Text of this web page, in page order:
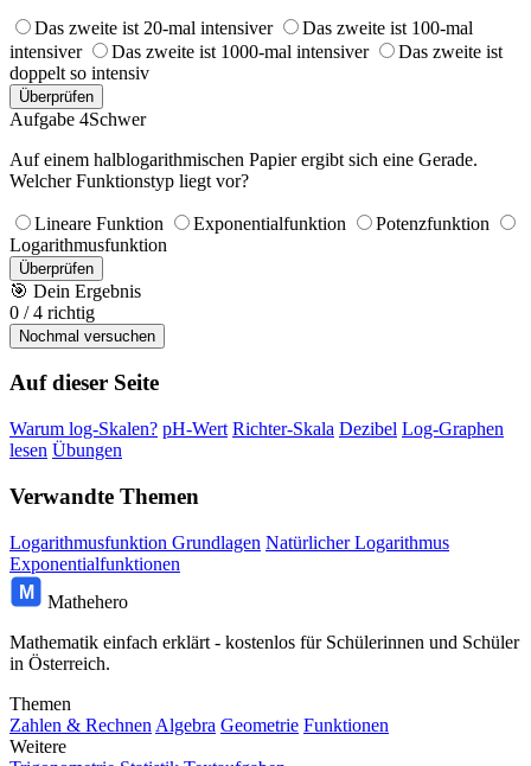
Das zweite ist 20-mal intensiver
Das zweite ist 100-mal
intensiver
Das zweite ist 1000-mal intensiver
Das zweite ist
doppelt so intensiv
Überprüfen
Aufgabe 4Schwer
Auf einem halblogarithmischen Papier ergibt sich eine Gerade.
Welcher Funktionstyp liegt vor?
Lineare Funktion Exponentialfunktion
Potenzfunktion
Logarithmusfunktion
Überprüfen
🎯 Dein Ergebnis
0 /4 richtig
Nochmal versuchen
Auf dieser Seite
Warum log-Skalen? pH-Wert Richter-Skala Dezibel Log-Graphen
lesen Übungen
Verwandte Themen
Logarithmusfunktion Grundlagen Natürlicher Logarithmus
Exponentialfunktionen
M
Mathehero
Mathematik einfach erklärt - kostenlos für Schülerinnen und Schüler
in Österreich.
Themen
Zahlen & Rechnen Algebra Geometrie Funktionen
Weitere